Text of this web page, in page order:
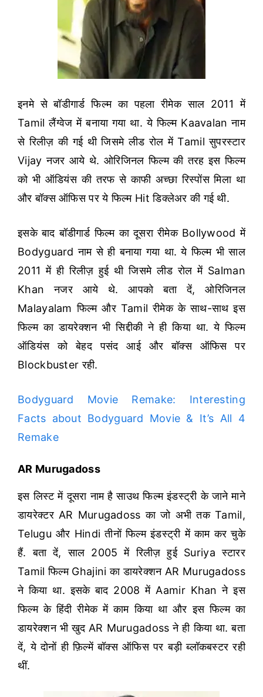
इनमे से बॉडीगार्ड फिल्म का पहला रीमेक साल 2011 में
Tamil लैंग्वेज में बनाया गया था. ये फिल्म Kaavalan नाम
से रिलीज़ की गई थी जिसमे लीड रोल में Tamil सुपरस्टार
Vijay नजर आये थे. ओरिजिनल फिल्म की तरह इस फिल्म
को भी ऑडियंस की तरफ से काफी अच्छा रिस्पोंस मिला था
और बॉक्स ऑफिस पर ये फिल्म Hit डिक्लेअर की गई थी.
इसके बाद बॉडीगार्ड फिल्म का दूसरा रीमेक Bollywood में
Bodyguard नाम से ही बनाया गया था. ये फिल्म भी साल
2011 में ही रिलीज़ हुई थी जिसमे लीड रोल में Salman
Khan नजर आये थे.आपको बता दें, ओरिजिनल
Malayalam फिल्म और Tamil रीमेक के साथ-साथ इस
फिल्म का डायरेक्शन भी सिद्दीकी ने ही किया था. ये फिल्म
ऑडियंस को बेहद पसंद आई और बॉक्स ऑफिस पर
Blockbuster रही.
Bodyguard Movie Remake: Interesting
Facts about Bodyguard Movie & It’s All 4
Remake
AR Murugadoss
इस लिस्ट में दूसरा नाम है साउथ फिल्म इंडस्ट्री के जाने माने
डायरेक्टर AR Murugadoss का जो अभी तक Tamil,
Telugu और Hindi तीनों फिल्म इंडस्ट्री में काम कर चुके
हैं. बता दें, साल 2005 में रिलीज़ हुई Suriya स्टारर
Tamil फिल्म Ghajini का डायरेक्शन AR Murugadoss
ने किया था.इसके बाद 2008 में Aamir Khan ने इस
फिल्म के हिंदी रीमेक में काम किया था और इस फिल्म का
डायरेक्शन भी खुद AR Murugadoss ने ही किया था. बता
दें, ये दोनों ही फ़िल्में बॉक्स ऑफिस पर बड़ी ब्लॉकबस्टर रही
थीं.